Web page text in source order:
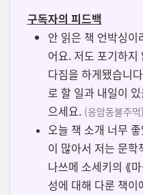
구독자의 피드백
안 읽은 책 언박싱
어요. 저도 포기하
다짐을 하게됐습니
로 할 일과 내일이
으세요. (응암동불주먹)
오늘 책 소개 너무
이 많아서 저는 문
나쓰메 소세키의 ⟪
성에 대해 다룬 책